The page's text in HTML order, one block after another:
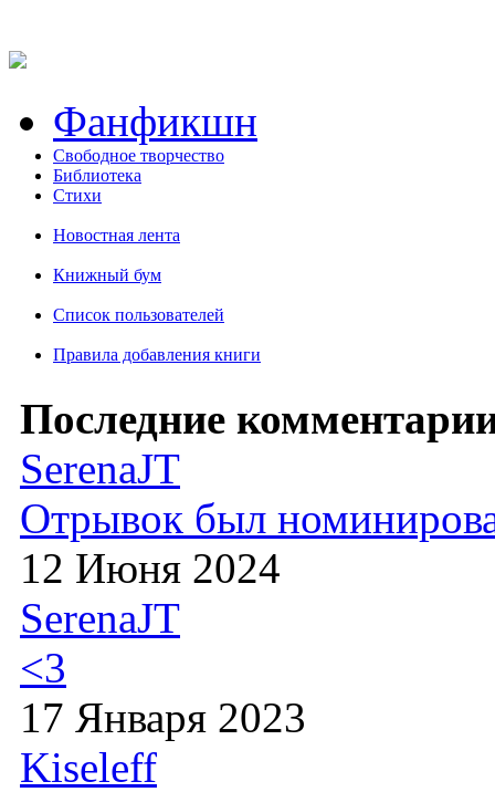
Фанфикшн
Свободное творчество
Библиотека
Стихи
Новостная лента
Книжный бум
Список пользователей
Правила добавления книги
Последние
SerenaJT
Отрывок был
12 Июня 2024
SerenaJT
<3
17 Января 2023
Kiseleff